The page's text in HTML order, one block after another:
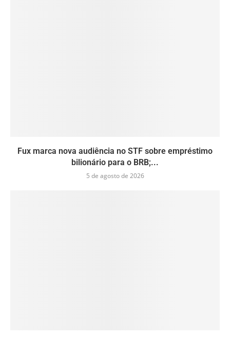
Fux marca nova audiência no STF sobre empréstimo
bilionário para o BRB;...
5 de agosto de 2026